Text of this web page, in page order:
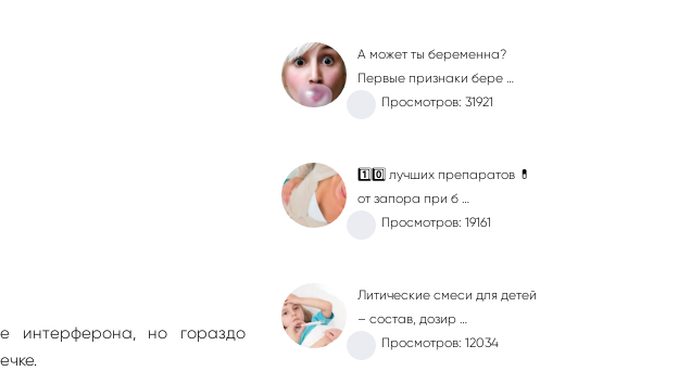
интерферона, но гораздо
А может ты беременна?
Первые признаки бере …
Просмотров: 31921
1️⃣0️⃣ лучших препаратов 💊
от запора при б …
Просмотров: 19161
Литические смеси для детей
– состав, дозир …
Просмотров: 12034